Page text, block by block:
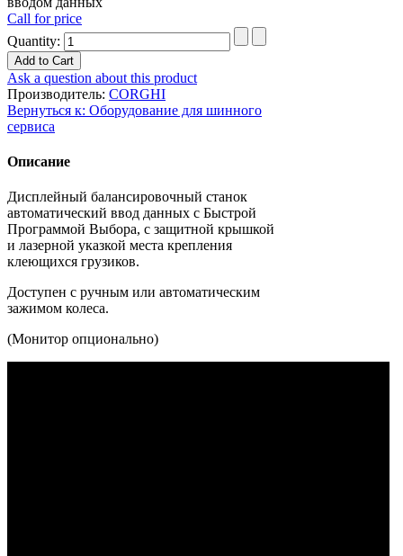
Call for price
Quantity:
Ask a question about this product
Производитель: CORGHI
Вернуться к: Оборудование для шинного
сервиса
Описание
Дисплейный балансировочный станок
автоматический ввод данных с Быстрой
Программой Выбора, с защитной крышкой
и лазерной указкой места крепления
клеющихся грузиков.
Доступен с ручным или автоматическим
зажимом колеса.
(Монитор опционально)